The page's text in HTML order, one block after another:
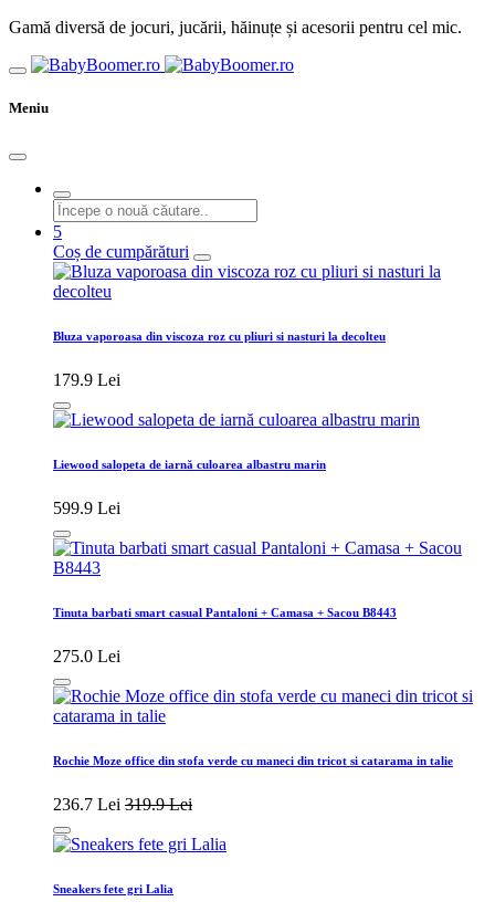
Gamă diversă de jocuri, jucării, hăinuțe și acesorii pentru cel mic.
Meniu
5
Coș de cumpărături
Bluza vaporoasa din viscoza roz cu pliuri si nasturi la decolteu
179.9 Lei
Liewood salopeta de iarnă culoarea albastru marin
599.9 Lei
Tinuta barbati smart casual Pantaloni + Camasa + Sacou B8443
275.0 Lei
Rochie Moze office din stofa verde cu maneci din tricot si catarama in talie
236.7 Lei 319.9 Lei
Sneakers fete gri Lalia